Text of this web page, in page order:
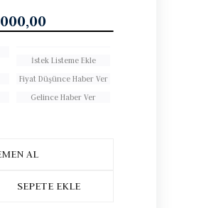
İstek Listeme Ekle
Fiyat Düşünce Haber Ver
Gelince Haber Ver